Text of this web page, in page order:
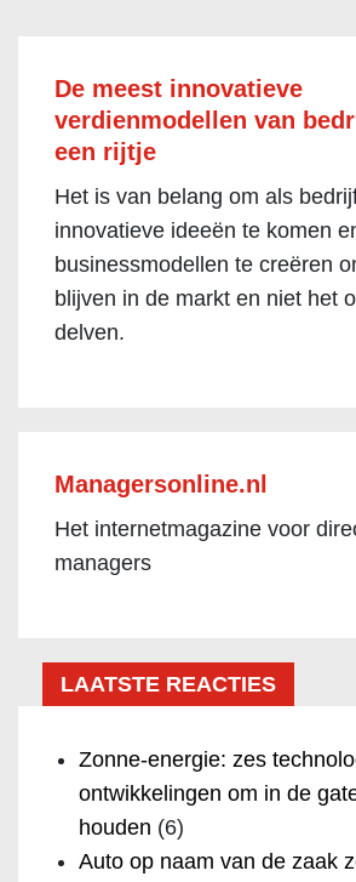
De meest innovatieve
verdienmodellen van
een rijtje
Het is van belang om als
innovatieve ideeën te komen
businessmodellen te creëren
blijven in de markt en niet het
delven.
Managersonline.nl
Het internetmagazine voor
managers
LAATSTE REACTIES
Zonne-energie: zes
ontwikkelingen om in de
houden (6)
Auto op naam van de zaak